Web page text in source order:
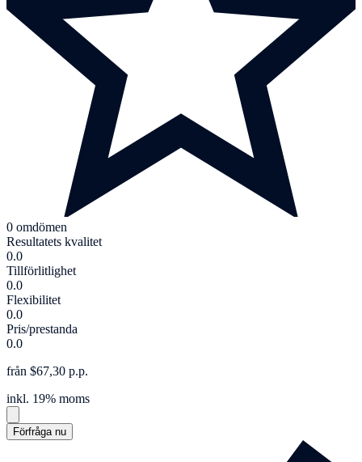
0 omdömen
Resultatets kvalitet
0.0
Tillförlitlighet
0.0
Flexibilitet
0.0
Pris/prestanda
0.0
från $67,30 p.p.
inkl. 19% moms
Förfråga nu